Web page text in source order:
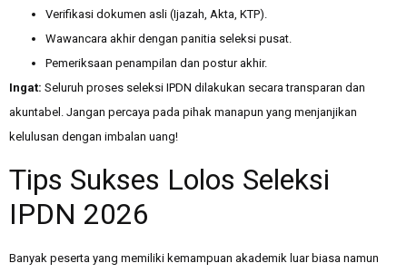
Verifikasi dokumen asli (Ijazah, Akta, KTP).
Wawancara akhir dengan panitia seleksi pusat.
Pemeriksaan penampilan dan postur akhir.
Ingat: Seluruh proses seleksi IPDN dilakukan secara transparan dan
akuntabel. Jangan percaya pada pihak manapun yang menjanjikan
kelulusan dengan imbalan uang!
Tips Sukses Lolos Seleksi
IPDN 2026
Banyak peserta yang memiliki kemampuan akademik luar biasa namun